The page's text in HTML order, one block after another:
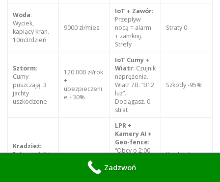
Woda:
Wyciek,
kapiący kran.
10m3/dzień
9000 zł/mies
IoT + Zawór:
Przepływ
nocą = alarm
+ zamknij.
Strefy
Straty 0
Sztorm:
Cumy
puszczają. 3
jachty
uszkodzone
120 000 zł/rok
+
ubezpieczeni
e +30%
IoT Cumy +
Wiatr: Czujnik
naprężenia.
Wiatr 7B. “B12
luz”.
Dociągasz. 0
strat
Szkody -95%
Kradzież:
Paliwo, silniki,
Stres + policja
LPR +
Kamery AI +
Geo-fence:
“Obcy o 2:00
Syrena +
Kradzieże
Zadzwoń